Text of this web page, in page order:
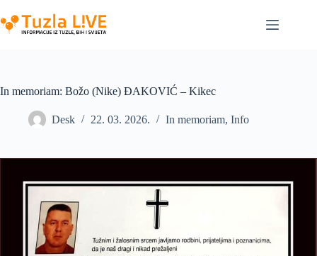
to
content
In memoriam: Božo (Nike) ĐAKOVIĆ – Kikec
Desk 22. 03. 2026. In memoriam, Info